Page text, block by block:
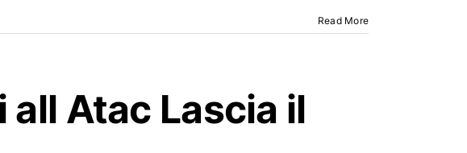
Read More
all Atac Lascia il